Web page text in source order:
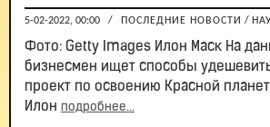
5-02-2022, 00:00 / ПОСЛЕДНИЕ НОВОСТИ /
Фото: Getty Images Илон Маск На
бизнесмен ищет способы
проект по освоению Красной
Илон подробнее...